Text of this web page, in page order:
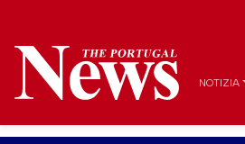
NOTIZIA